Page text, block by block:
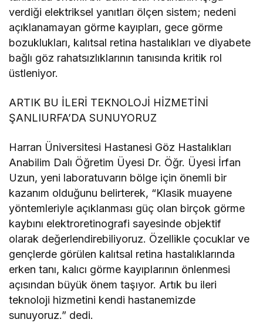
verdiği elektriksel yanıtları ölçen sistem; nedeni
açıklanamayan görme kayıpları, gece görme
bozuklukları, kalıtsal retina hastalıkları ve diyabete
bağlı göz rahatsızlıklarının tanısında kritik rol
üstleniyor.
ARTIK BU İLERİ TEKNOLOJİ HİZMETİNİ
ŞANLIURFA’DA SUNUYORUZ
Harran Üniversitesi Hastanesi Göz Hastalıkları
Anabilim Dalı Öğretim Üyesi Dr. Öğr. Üyesi İrfan
Uzun, yeni laboratuvarın bölge için önemli bir
kazanım olduğunu belirterek, “Klasik muayene
yöntemleriyle açıklanması güç olan birçok görme
kaybını elektroretinografi sayesinde objektif
olarak değerlendirebiliyoruz. Özellikle çocuklar ve
gençlerde görülen kalıtsal retina hastalıklarında
erken tanı, kalıcı görme kayıplarının önlenmesi
açısından büyük önem taşıyor. Artık bu ileri
teknoloji hizmetini kendi hastanemizde
sunuyoruz.” dedi.